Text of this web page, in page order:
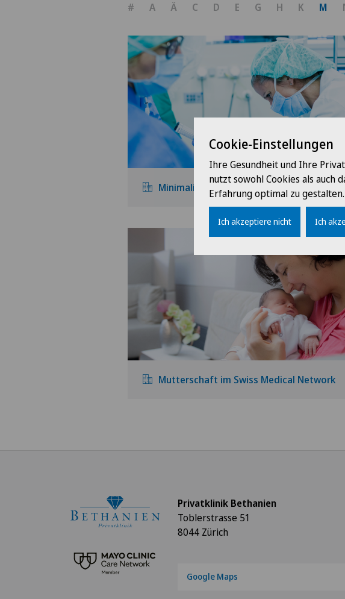
# A Ä C D E G H K M
Minimalinvasive Chirurgie
Mutterschaft im Swiss Medical Network
Privatklinik Bethanien
Toblerstrasse 51
8044 Zürich
Google Maps
Cookie-Einstellungen
Ihre Gesundheit und Ihre
nutzt sowohl Cookies als auch
Erfahrung optimal zu
Ich akzeptiere nicht Ich